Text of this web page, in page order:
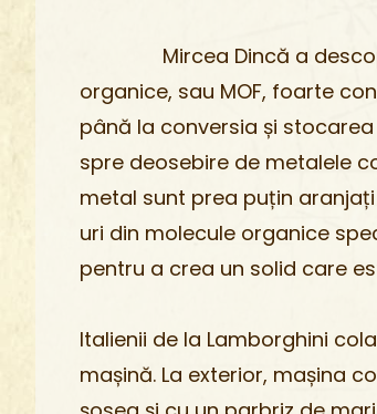
Mircea Dincă a
organice, sau MOF, foarte
până la conversia și
spre deosebire de metalele
metal sunt prea puțin
uri din molecule organice
pentru a crea un solid care
Italienii de la Lamborghini
mașină. La exterior, ma­și­na